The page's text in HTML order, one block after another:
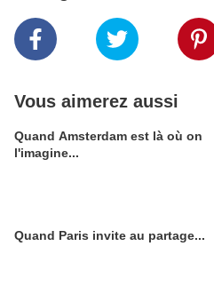
Vous aimerez aussi
Quand Amsterdam est là où on
l'imagine...
Quand Paris invite au partage...